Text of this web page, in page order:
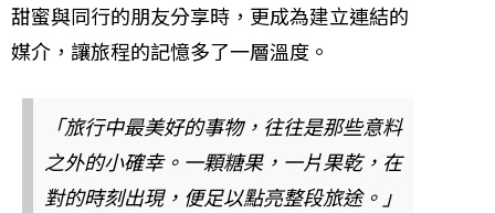
甜蜜與同行的朋友分享時，更成為建立連結的
媒介，讓旅程的記憶多了一層溫度。
「旅行中最美好的事物，往往是那些意料
之外的小確幸。一顆糖果，一片果乾，在
對的時刻出現，便足以點亮整段旅途。」